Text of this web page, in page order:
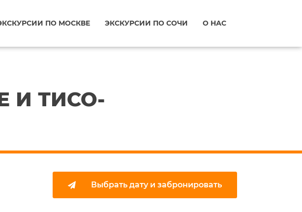
ПО МОСКВЕ ЭКСКУРСИИ ПО СОЧИ О НАС
И ТИСО-
Выбрать дату и забронировать